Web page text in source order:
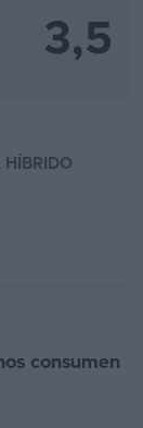
3,5
consumen